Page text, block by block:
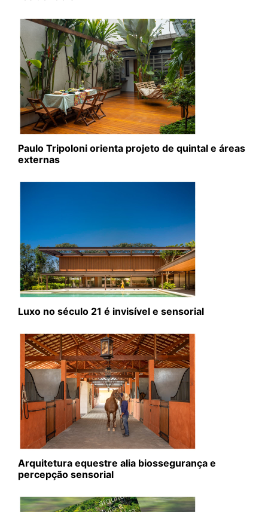
Paulo Tripoloni orienta projeto de quintal e áreas
externas
Luxo no século 21 é invisível e sensorial
Arquitetura equestre alia biossegurança e
percepção sensorial